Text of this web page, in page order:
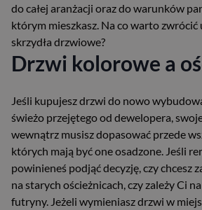
do całej aranżacji oraz do warunków
którym mieszkasz. Na co warto
skrzydła drzwiowe?
Drzwi kolorowe a
Jeśli kupujesz drzwi do nowo
świeżo przejętego od dewelopera,
wewnątrz musisz dopasować przede
których mają być one osadzone. Jeśli
powinieneś podjąć decyzję, czy chcesz
na starych ościeżnicach, czy zależy Ci
futryny. Jeżeli wymieniasz drzwi w